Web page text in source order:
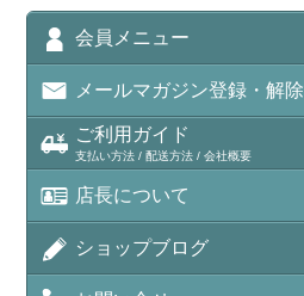
会員メニュー
メールマガジン登録・解除
ご利用ガイド
支払い方法 / 配送方法 / 会社概要
店長について
ショップブログ